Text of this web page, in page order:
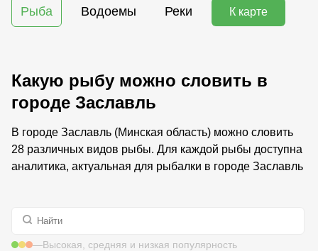
Рыба Водоемы Реки К карте
Какую рыбу можно словить в
городе Заславль
В городе Заславль (Минская область) можно словить
28 различных видов рыбы. Для каждой рыбы доступна
аналитика, актуальная для рыбалки в городе Заславль
—Высокая, средняя и низкая популярность